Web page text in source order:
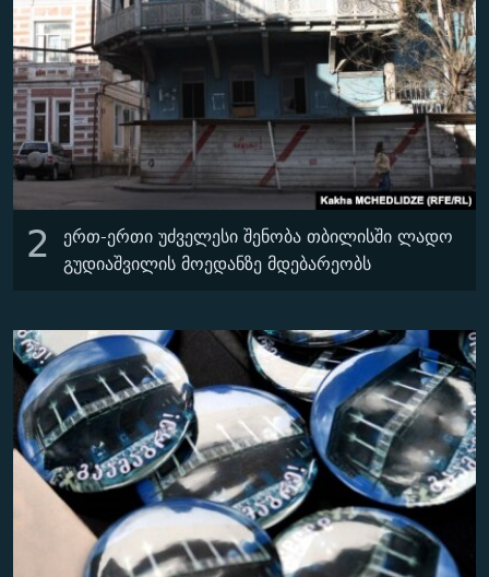
2 ერთ-ერთი უძველესი შენობა თბილისში ლადო
გუდიაშვილის მოედანზე მდებარეობს